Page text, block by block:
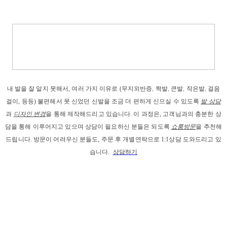
내 발을 잘 알지 못해서, 여러 가지 이유로 (무지외반증, 짝발, 큰발, 작은발, 걸음
걸이, 등등) 불편해서 못 신었던 신발을 조금 더 편하게 신으실 수 있도록 발 상담
과 디자인 변경을 통해 제작해드리고 있습니다. 이 과정은, 고객님과의 충분한 상
담을 통해 이루어지고 있으며 상담이 필요하신 분들은 되도록 쇼룸방문을 추천해
드립니다. 방문이 어려우신 분들도, 주문 후 개별연락으로 1:1상담 도와드리고 있
습니다. 상담하기